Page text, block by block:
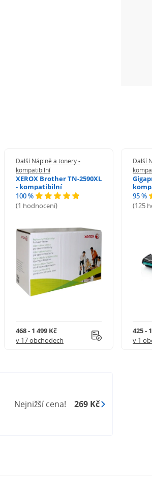
Další Náplně a tonery -
kompatibilní
XEROX Brother TN-2590XL
- kompatibilní
100 %
(1 hodnocení)
468 - 1 499 Kč
v 17 obchodech
Další
95 %
(125
425 -
v 1
Nejnižší cena! 269 Kč